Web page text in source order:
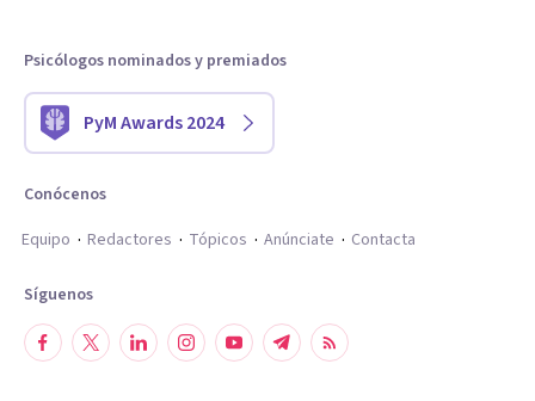
Psicólogos nominados y premiados
PyM Awards 2024
Conócenos
Equipo
Redactores Tópicos Anúnciate Contacta
Síguenos